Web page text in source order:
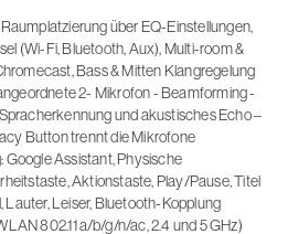
über EQ-Einstellungen,
(Wi-Fi, Bluetooth, Aux), Multi-room &
Bass & Mitten Klangregelung
2- Mikrofon - Beamforming -
und akustisches Echo –
Button trennt die Mikrofone
Assistant, Physische
Aktionstaste, Play/Pause, Titel
Lauter, Leiser, Bluetooth-Kopplung
802.11a/b/g/n/ac, 2.4 und 5 GHz)